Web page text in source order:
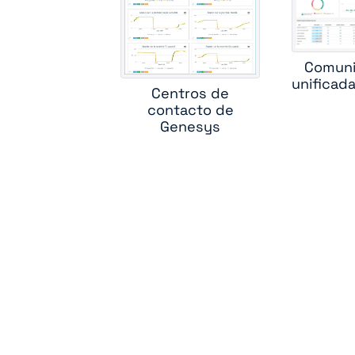
Centros de
contacto de
Genesys